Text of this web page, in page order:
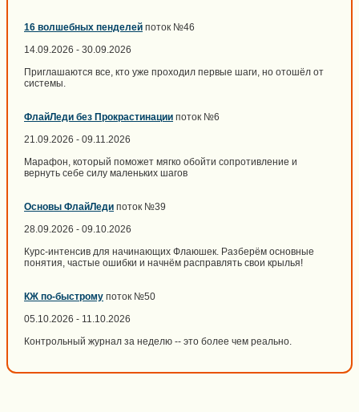
16 волшебных пенделей поток №46
14.09.2026 - 30.09.2026
Приглашаются все, кто уже проходил первые шаги, но отошёл от
системы.
ФлайЛеди без Прокрастинации поток №6
21.09.2026 - 09.11.2026
Марафон, который поможет мягко обойти сопротивление и
вернуть себе силу маленьких шагов
Основы ФлайЛеди поток №39
28.09.2026 - 09.10.2026
Курс-интенсив для начинающих Флаюшек. Разберём основные
понятия, частые ошибки и начнём расправлять свои крылья!
КЖ по-быстрому поток №50
05.10.2026 - 11.10.2026
Контрольный журнал за неделю -- это более чем реально.